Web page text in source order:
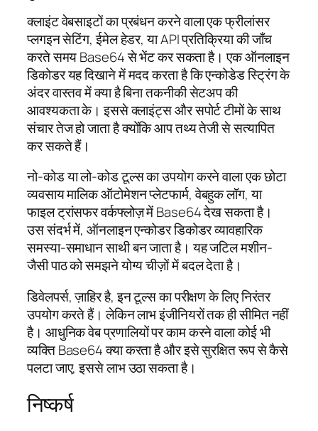
क्लाइंट वेबसाइटों का प्रबंधन करने वाला एक फ्रीलांसर
प्लगइन सेटिंग, ईमेल हेडर, या API प्रतिक्रिया की जाँच
करते समय Base64 से भेंट कर सकता है। एक ऑनलाइन
डिकोडर यह दिखाने में मदद करता है कि एन्कोडेड स्ट्रिंग के
अंदर वास्तव में क्या है बिना तकनीकी सेटअप की
आवश्यकता के। इससे क्लाइंट्स और सपोर्ट टीमों के साथ
संचार तेज हो जाता है क्योंकि आप तथ्य तेजी से सत्यापित
कर सकते हैं।
नो-कोड या लो-कोड टूल्स का उपयोग करने वाला एक छोटा
व्यवसाय मालिक ऑटोमेशन प्लेटफार्म, वेबहुक लॉग, या
फाइल ट्रांसफर वर्कफ्लोज़ में Base64 देख सकता है।
उस संदर्भ में, ऑनलाइन एन्कोडर डिकोडर व्यावहारिक
समस्या-समाधान साथी बन जाता है। यह जटिल मशीन-
जैसी पाठ को समझने योग्य चीज़ों में बदल देता है।
डिवेलपर्स, ज़ाहिर है, इन टूल्स का परीक्षण के लिए निरंतर
उपयोग करते हैं। लेकिन लाभ इंजीनियरों तक ही सीमित नहीं
है। आधुनिक वेब प्रणालियों पर काम करने वाला कोई भी
व्यक्ति Base64 क्या करता है और इसे सुरक्षित रूप से कैसे
पलटा जाए, इससे लाभ उठा सकता है।
निष्कर्ष